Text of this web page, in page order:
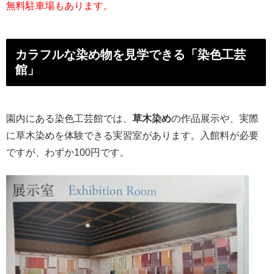
無料駐車場もあります。
カラフルな染め物を見学できる「染色工芸
館」
園内にある染色工芸館では、 草木染めの作品展示や、実際
に草木染めを体験できる実習室があります。入館料が必要
ですが、わずか100円です。